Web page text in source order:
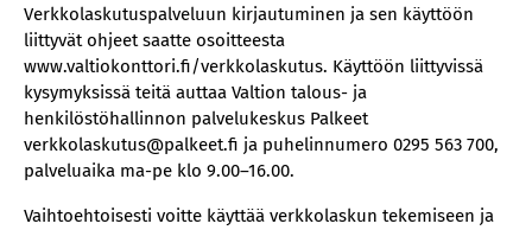
Verkkolaskutuspalveluun kirjautuminen ja sen käyttöön
liittyvät ohjeet saatte osoitteesta
www.valtiokonttori.fi/verkkolaskutus. Käyttöön liittyvissä
kysymyksissä teitä auttaa Valtion talous- ja
henkilöstöhallinnon palvelukeskus Palkeet
verkkolaskutus@palkeet.fi ja puhelinnumero 0295 563 700,
palveluaika ma-pe klo 9.00–16.00.
Vaihtoehtoisesti voitte käyttää verkkolaskun tekemiseen ja